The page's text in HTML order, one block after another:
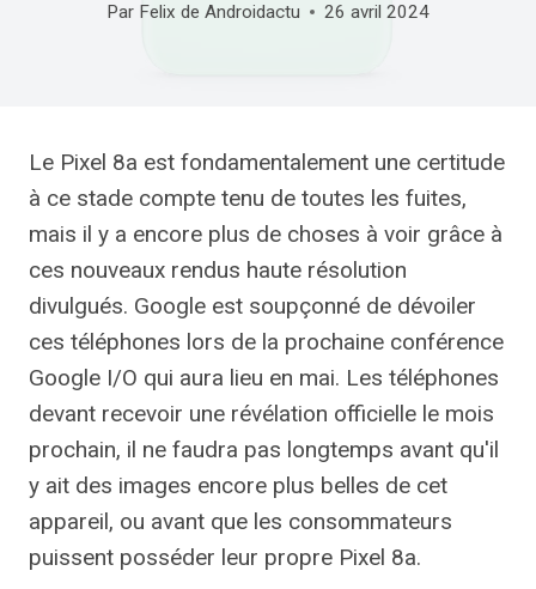
Par Felix de Androidactu 26 avril 2024
Le Pixel 8a est fondamentalement une certitude
à ce stade compte tenu de toutes les fuites,
mais il y a encore plus de choses à voir grâce à
ces nouveaux rendus haute résolution
divulgués. Google est soupçonné de dévoiler
ces téléphones lors de la prochaine conférence
Google I/O qui aura lieu en mai. Les téléphones
devant recevoir une révélation officielle le mois
prochain, il ne faudra pas longtemps avant qu'il
y ait des images encore plus belles de cet
appareil, ou avant que les consommateurs
puissent posséder leur propre Pixel 8a.